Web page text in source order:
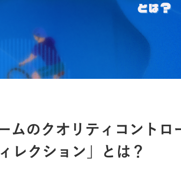
ムのクオリティコントロ
レクション」とは？